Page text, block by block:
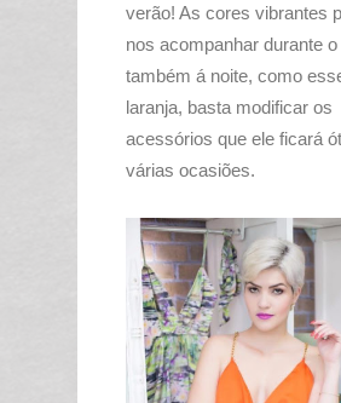
verão! As cores vibrantes
nos acompanhar durante o
também á noite, como
laranja, basta modificar os
acessórios que ele ficará
várias ocasiões.